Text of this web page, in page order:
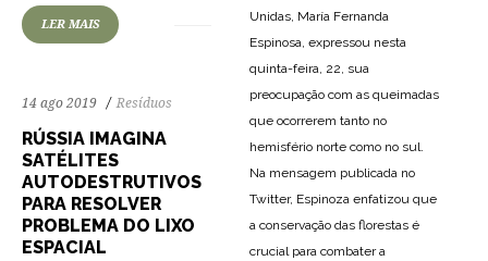
LER MAIS
Unidas, María Fernanda
Espinosa, expressou nesta
quinta-feira, 22, sua
preocupação com as queimadas
que ocorrerem tanto no
hemisfério norte como no sul.
Na mensagem publicada no
Twitter, Espinoza enfatizou que
a conservação das florestas é
crucial para combater a
14 ago 2019 Resíduos
RÚSSIA IMAGINA
SATÉLITES
AUTODESTRUTIVOS
PARA RESOLVER
PROBLEMA DO LIXO
ESPACIAL